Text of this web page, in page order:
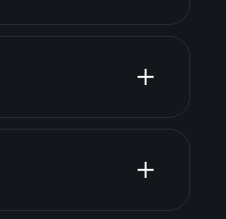
mali